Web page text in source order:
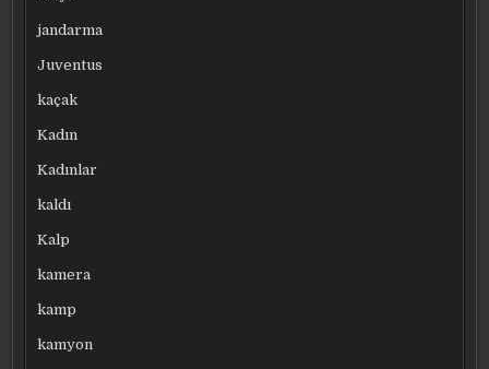
jandarma
Juventus
kaçak
Kadın
Kadınlar
kaldı
Kalp
kamera
kamp
kamyon